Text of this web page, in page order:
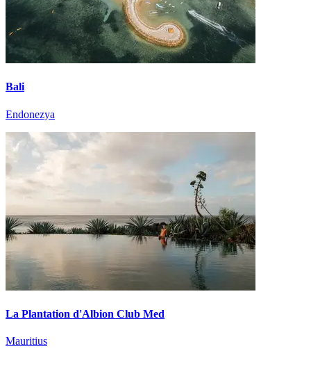
Bali
Endonezya
La Plantation d'Albion Club Med
Mauritius